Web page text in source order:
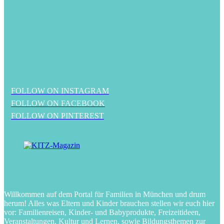
FOLLOW ON INSTAGRAM
FOLLOW ON FACEBOOK
FOLLOW ON PINTEREST
Willkommen auf dem Portal für Familien in München und drum
herum! Alles was Eltern und Kinder brauchen stellen wir euch hier
vor: Familienreisen, Kinder- und Babyprodukte, Freizeitideen,
Veranstaltungen, Kultur und Lernen, sowie Bildungsthemen zur